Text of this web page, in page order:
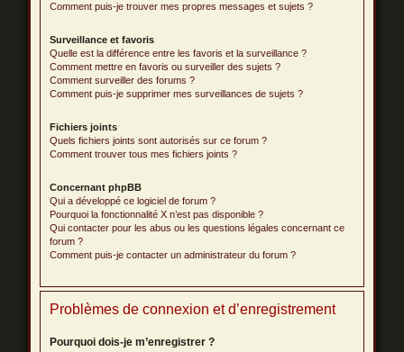
Comment puis-je trouver mes propres messages et sujets ?
Surveillance et favoris
Quelle est la différence entre les favoris et la surveillance ?
Comment mettre en favoris ou surveiller des sujets ?
Comment surveiller des forums ?
Comment puis-je supprimer mes surveillances de sujets ?
Fichiers joints
Quels fichiers joints sont autorisés sur ce forum ?
Comment trouver tous mes fichiers joints ?
Concernant phpBB
Qui a développé ce logiciel de forum ?
Pourquoi la fonctionnalité X n’est pas disponible ?
Qui contacter pour les abus ou les questions légales concernant ce
forum ?
Comment puis-je contacter un administrateur du forum ?
Problèmes de connexion et d’enregistrement
Pourquoi dois-je m’enregistrer ?